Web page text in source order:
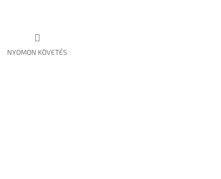
NYOMON KÖVETÉS